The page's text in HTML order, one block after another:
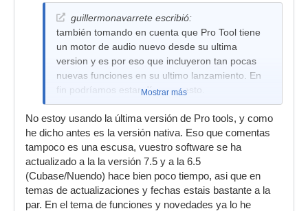
guillermonavarrete escribió:
también tomando en cuenta que Pro Tool tiene
un motor de audio nuevo desde su ultima
version y es por eso que incluyeron tan pocas
nuevas funciones en su ultimo lanzamiento. En
fin podríamos estar días con esto.
Mostrar más
No estoy usando la última versión de Pro tools, y como
he dicho antes es la versión nativa. Eso que comentas
tampoco es una escusa, vuestro software se ha
actualizado a la la versión 7.5 y a la 6.5
(Cubase/Nuendo) hace bien poco tiempo, asi que en
temas de actualizaciones y fechas estais bastante a la
par. En el tema de funciones y novedades ya lo he